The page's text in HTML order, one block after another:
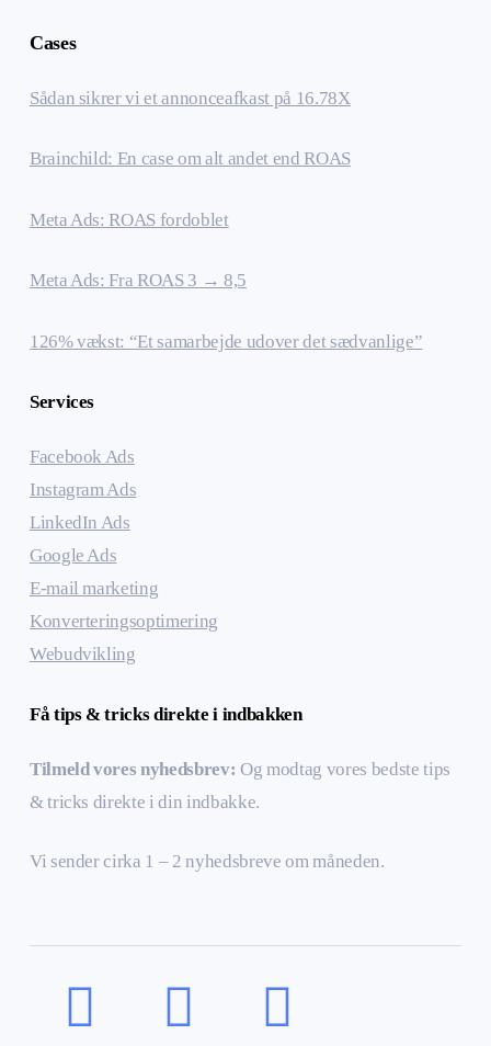
Cases
Sådan sikrer vi et annonceafkast på 16.78X
Brainchild: En case om alt andet end ROAS
Meta Ads: ROAS fordoblet
Meta Ads: Fra ROAS 3 → 8,5
126% vækst: “Et samarbejde udover det sædvanlige”
Services
Facebook Ads
Instagram Ads
LinkedIn Ads
Google Ads
E-mail marketing
Konverteringsoptimering
Webudvikling
Få tips & tricks direkte i indbakken
Tilmeld vores nyhedsbrev:Og modtag vores bedste tips
& tricks direkte i din indbakke.
Vi sender cirka 1 – 2 nyhedsbreve om måneden.